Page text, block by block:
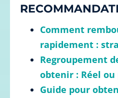
Comment
rapidement :
Regroupement
obtenir : Réel ou
Guide pour